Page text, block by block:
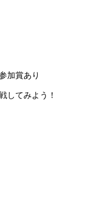
加賞あり
してみよう！